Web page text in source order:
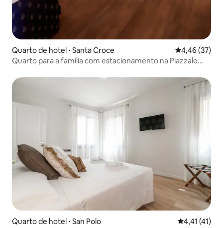
Quarto de hotel ⋅ Santa Croce 4,46 de uma
4,46 (37)
Quarto para a família com estacionamento na Piazzale
Quarto de hotel ⋅ San Polo 4,41 de uma
4,41 (41)